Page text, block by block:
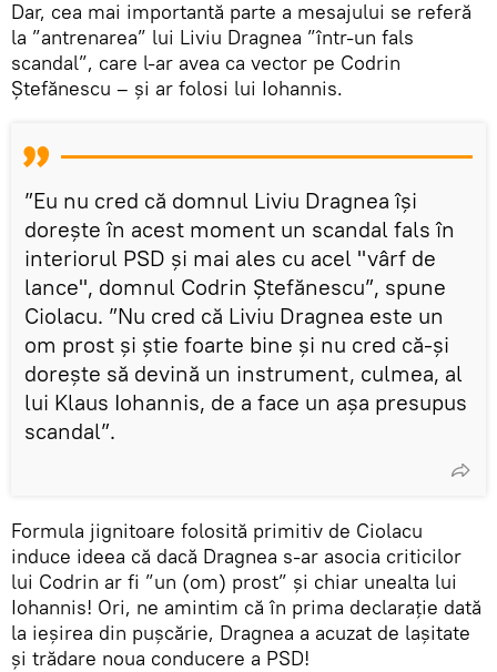
Dar, cea mai importantă parte a mesajului se referă
la ”antrenarea” lui Liviu Dragnea ”într-un fals
scandal”, care l-ar avea ca vector pe Codrin
Ştefănescu – și ar folosi lui Iohannis.
”Eu nu cred că domnul Liviu Dragnea îşi
doreşte în acest moment un scandal fals în
interiorul PSD şi mai ales cu acel "vârf de
lance", domnul Codrin Ştefănescu”, spune
Ciolacu. ”Nu cred că Liviu Dragnea este un
om prost şi ştie foarte bine şi nu cred că-şi
doreşte să devină un instrument, culmea, al
lui Klaus Iohannis, de a face un aşa presupus
scandal”.
Formula jignitoare folosită primitiv de Ciolacu
induce ideea că dacă Dragnea s-ar asocia criticilor
lui Codrin ar fi ”un (om) prost” și chiar unealta lui
Iohannis! Ori, ne amintim că în prima declarație dată
la ieșirea din pușcărie, Dragnea a acuzat de lașitate
și trădare noua conducere a PSD!